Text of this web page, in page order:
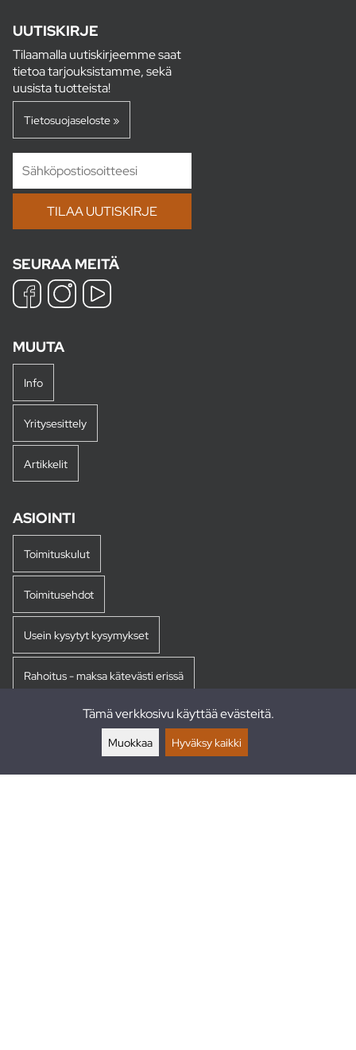
UUTISKIRJE
Tilaamalla uutiskirjeemme saat
tietoa tarjouksistamme, sekä
uusista tuotteista!
Tietosuojaseloste »
SEURAA MEITÄ
MUUTA
Info
Yritysesittely
Artikkelit
ASIOINTI
Toimituskulut
Toimitusehdot
Usein kysytyt kysymykset
Rahoitus - maksa kätevästi erissä
Tämä verkkosivu käyttää evästeitä.
Muokkaa Hyväksy kaikki